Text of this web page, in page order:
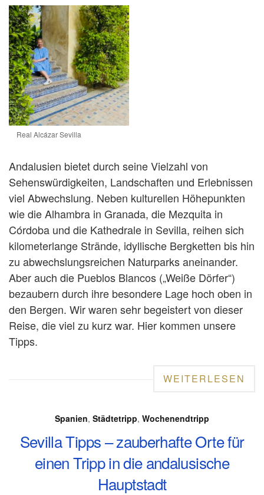
Real Alcázar Sevilla
Andalusien bietet durch seine Vielzahl von
Sehenswürdigkeiten, Landschaften und Erlebnissen
viel Abwechslung. Neben kulturellen Höhepunkten
wie die Alhambra in Granada, die Mezquita in
Córdoba und die Kathedrale in Sevilla, reihen sich
kilometerlange Strände, idyllische Bergketten bis hin
zu abwechslungsreichen Naturparks aneinander.
Aber auch die Pueblos Blancos („Weiße Dörfer“)
bezaubern durch ihre besondere Lage hoch oben in
den Bergen. Wir waren sehr begeistert von dieser
Reise, die viel zu kurz war. Hier kommen unsere
Tipps.
WEITERLESEN
Spanien, Städtetripp, Wochenendtripp
Sevilla Tipps – zauberhafte Orte für
einen Tripp in die andalusische
Hauptstadt